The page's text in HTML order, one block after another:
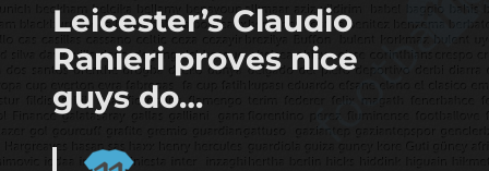
Leicester’s Claudio
Ranieri proves nice
guys do…